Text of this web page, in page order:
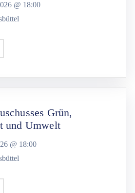
@ 18:00
Grün,
und Umwelt
@ 18:00